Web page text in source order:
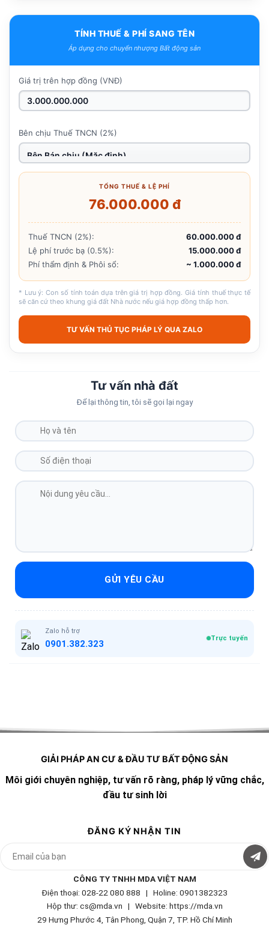
TÍNH THUẾ & PHÍ SANG TÊN
Áp dụng cho chuyển nhượng Bất động sản
Giá trị trên hợp đồng (VNĐ)
Bên chịu Thuế TNCN (2%)
TỔNG THUẾ & LỆ PHÍ
76.000.000 đ
Thuế TNCN (2%):
60.000.000 đ
Lệ phí trước bạ (0.5%):
15.000.000 đ
Phí thẩm định & Phôi sổ:
~ 1.000.000 đ
* Lưu ý: Con số tính toán dựa trên giá trị hợp đồng. Giá tính thuế thực tế
sẽ căn cứ theo khung giá đất Nhà nước nếu giá hợp đồng thấp hơn.
TƯ VẤN THỦ TỤC PHÁP LÝ QUA ZALO
Tư vấn nhà đất
Để lại thông tin, tôi sẽ gọi lại ngay
GỬI YÊU CẦU
Zalo hỗ trợ
0901.382.323 Trực tuyến
GIẢI PHÁP AN CƯ & ĐẦU TƯ BẤT ĐỘNG SẢN
Môi giới chuyên nghiệp, tư vấn rõ ràng, pháp lý vững chắc,
đầu tư sinh lời
ĐĂNG KÝ NHẬN TIN
CÔNG TY TNHH MDA VIỆT NAM
Điện thoại: 028-22 080 888 | Holine: 0901382323
Hộp thư: cs@mda.vn | Website: https://mda.vn
29 Hưng Phước 4, Tân Phong, Quận 7, TP. Hồ Chí Minh